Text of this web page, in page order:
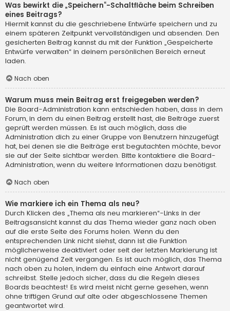
Was bewirkt die „Speichern“-Schaltfläche beim Schreiben
eines Beitrags?
Hiermit kannst du die geschriebene Entwürfe speichern und zu
einem späteren Zeitpunkt vervollständigen und absenden. Den
gesicherten Beitrag kannst du mit der Funktion „Gespeicherte
Entwürfe verwalten“ in deinem persönlichen Bereich erneut
laden.
Nach oben
Warum muss mein Beitrag erst freigegeben werden?
Die Board-Administration kann entschieden haben, dass in dem
Forum, in dem du einen Beitrag erstellt hast, die Beiträge zuerst
geprüft werden müssen. Es ist auch möglich, dass die
Administration dich zu einer Gruppe von Benutzern hinzugefügt
hat, bei denen sie die Beiträge erst begutachten möchte, bevor
sie auf der Seite sichtbar werden. Bitte kontaktiere die Board-
Administration, wenn du weitere Informationen dazu benötigst.
Nach oben
Wie markiere ich ein Thema als neu?
Durch Klicken des „Thema als neu markieren“-Links in der
Beitragsansicht kannst du das Thema wieder ganz nach oben
auf die erste Seite des Forums holen. Wenn du den
entsprechenden Link nicht siehst, dann ist die Funktion
möglicherweise deaktiviert oder seit der letzten Markierung ist
nicht genügend Zeit vergangen. Es ist auch möglich, das Thema
nach oben zu holen, indem du einfach eine Antwort darauf
schreibst. Stelle jedoch sicher, dass du die Regeln dieses
Boards beachtest! Es wird meist nicht gerne gesehen, wenn
ohne triftigen Grund auf alte oder abgeschlossene Themen
geantwortet wird.